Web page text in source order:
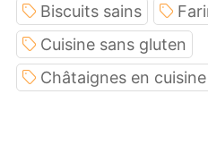
Biscuits sains
Cuisine sans gluten
Châtaignes en cuisine